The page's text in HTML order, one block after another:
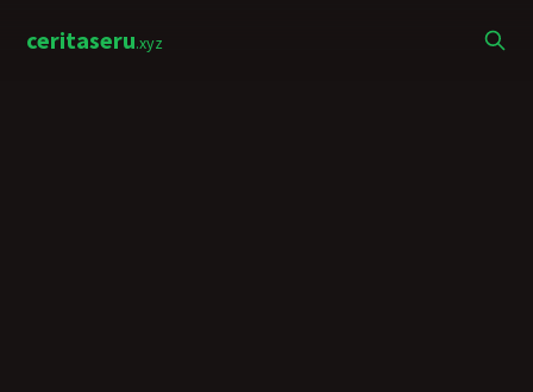
ceritaseru.xyz